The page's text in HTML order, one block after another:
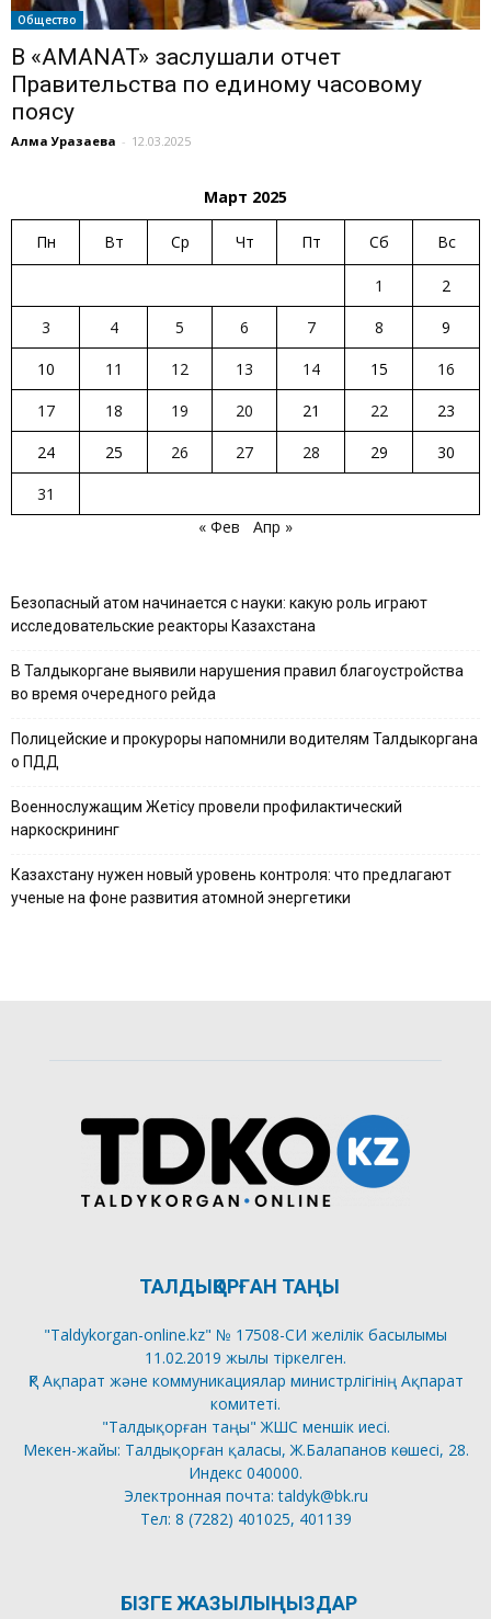
Общество
В «AMANAT» заслушали отчет
Правительства по единому часовому
поясу
Алма Уразаева - 12.03.2025
Март 2025
Пн Вт Ср Чт Пт Сб Вс
1
2
3
4 5 6 7 8
9
10
11 12 13 14 15
16
17
18 19 20 21 22
23
24
25 26 27 28 29
30
31
« Фев
Апр »
Безопасный атом начинается с науки: какую роль играют
исследовательские реакторы Казахстана
В Талдыкоргане выявили нарушения правил благоустройства
во время очередного рейда
Полицейские и прокуроры напомнили водителям Талдыкоргана
о ПДД
Военнослужащим Жетісу провели профилактический
наркоскрининг
Казахстану нужен новый уровень контроля: что предлагают
ученые на фоне развития атомной энергетики
ТАЛДЫҚОРҒАН ТАҢЫ
"Taldykorgan-online.kz" № 17508-СИ желілік басылымы
11.02.2019 жылы тіркелген.
ҚР Ақпарат және коммуникациялар министрлігінің Ақпарат
комитеті.
"Талдықорған таңы" ЖШС меншік иесі.
Мекен-жайы: Талдықорған қаласы, Ж.Балапанов көшесі, 28.
Индекс 040000.
Электронная почта: taldyk@bk.ru
Тел: 8 (7282) 401025, 401139
БІЗГЕ ЖАЗЫЛЫҢЫЗДАР